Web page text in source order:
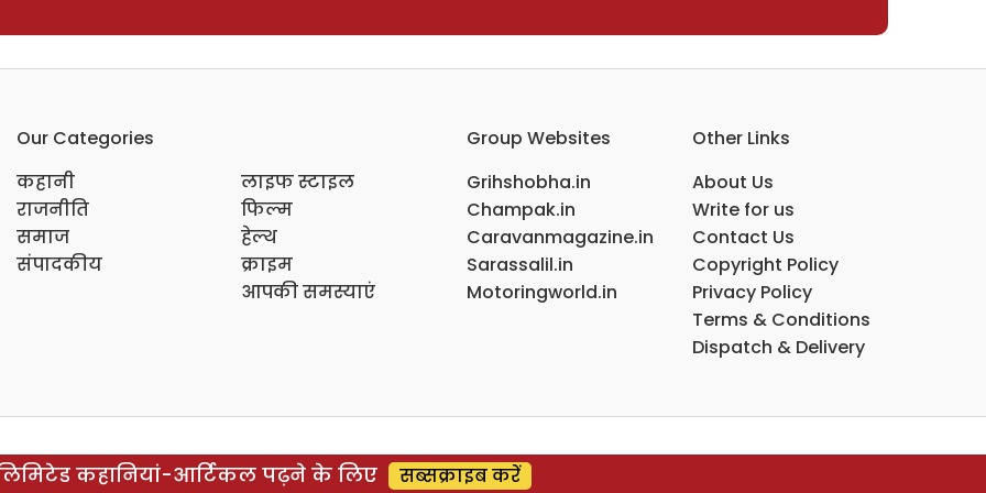
Our Categories
कहानी
राजनीति
समाज
संपादकीय
लाइफ स्टाइल
फिल्म
हेल्थ
क्राइम
आपकी समस्याएं
Group Websites
Grihshobha.in
Champak.in
Caravanmagazine.in
Sarassalil.in
Motoringworld.in
Other Links
About Us
Write for us
Contact Us
Copyright Policy
Privacy Policy
Terms & Conditions
Dispatch & Delivery
कहानियां-आर्टिकल पढ़ने के लिए सब्सक्राइब करें